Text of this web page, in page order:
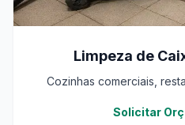
Limpeza de
Cozinhas comerciais,
Solicitar